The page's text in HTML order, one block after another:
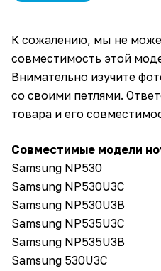
К сожалению, мы не
совместимость этой
Внимательно изучите
со своими петлями.
товара и его
Совместимые модели
Samsung NP530
Samsung NP530U3C
Samsung NP530U3B
Samsung NP535U3C
Samsung NP535U3B
Samsung 530U3C